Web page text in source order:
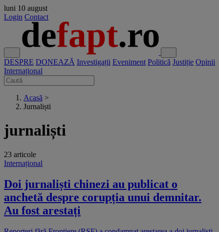
luni 10 august
Login Contact
DESPRE DONEAZĂ Investigații Eveniment Politică Justiție Opinii
Internațional
Acasă >
Jurnaliști
jurnaliști
23 articole
Internațional
Doi jurnaliști chinezi au publicat o
anchetă despre corupția unui demnitar.
Au fost arestați